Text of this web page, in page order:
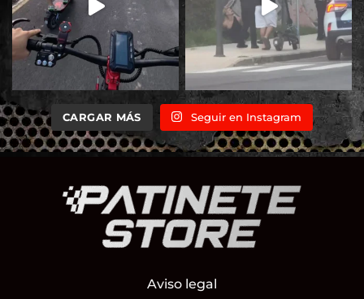
CARGAR MÁS Seguir en Instagram
Aviso legal